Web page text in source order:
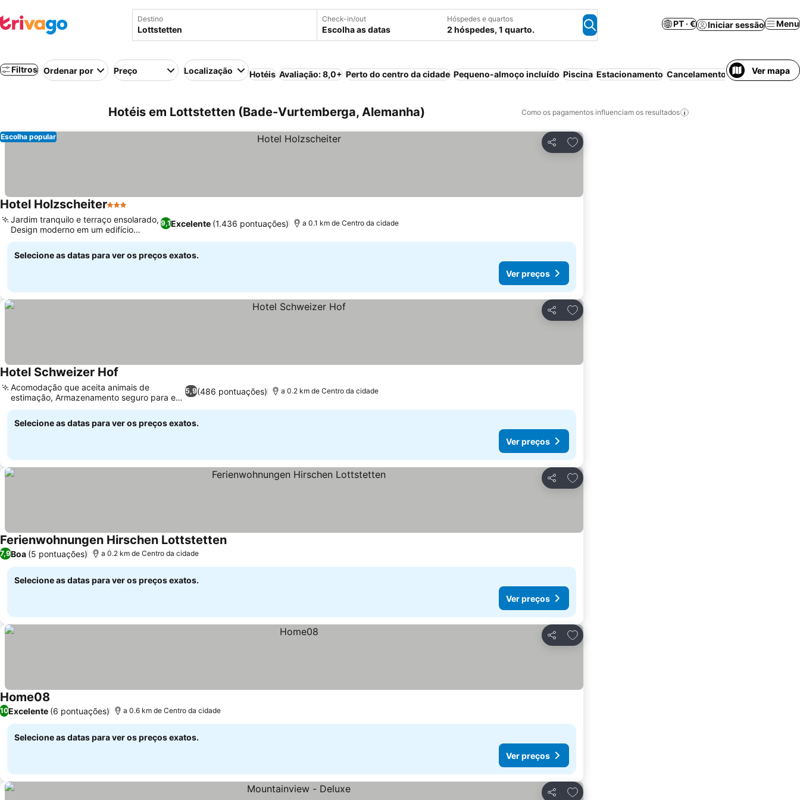
Destino Check-in/out
Escolha as datas
Hóspedes e quartos
2 hóspedes, 1 quarto.
PT · € Iniciar sessão Menu
Filtros Ordenar por Preço Localização Hotéis Avaliação: 8,0+ Perto do centro da cidade Pequeno-almoço incluído Piscina Estacionamento Cancelamento gratuitoVer mapa
Hotéis em Lottstetten (Bade-Vurtemberga, Alemanha) Como os pagamentos influenciam os resultados
Partilhar
Adicionar aos favoritos
Escolha popular
Hotel Holzscheiter3 Estrelas
9,1Excelente (1.436 pontuações)
Jardim tranquilo e terraço ensolarado,
Design moderno em um edifício
histórico
a 0.1 km de Centro da cidade
Selecione as datas para ver os preços exatos.
Ver preços
Partilhar
Adicionar aos favoritos
Hotel Schweizer Hof
5,9(486 pontuações)
Acomodação que aceita animais de
estimação, Armazenamento seguro para e-
bikes
a 0.2 km de Centro da cidade
Selecione as datas para ver os preços exatos.
Ver preços
Partilhar
Adicionar aos favoritos
Ferienwohnungen Hirschen Lottstetten
7,9Boa (5 pontuações) a 0.2 km de Centro da cidade
Selecione as datas para ver os preços exatos.
Ver preços
Partilhar
Adicionar aos favoritos
Home08
10Excelente (6 pontuações) a 0.6 km de Centro da cidade
Selecione as datas para ver os preços exatos.
Ver preços
Partilhar
Adicionar aos favoritos